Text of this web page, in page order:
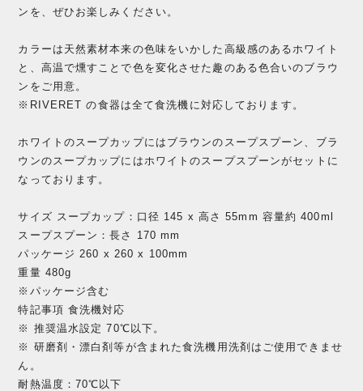
ンを、ぜひお楽しみください。
カラーは天然素材本来の色味をいかした高級感のあるホワイト
と、高温で燻すことで色を変化させた趣のある色合いのブラウ
ンをご用意。
※RIVERET の食器は全て食洗機に対応しております。
ホワイトのスープカップにはブラウンのスープスプーン、ブラ
ウンのスープカップにはホワイトのスープスプーンがセットに
なっております。
サイズ スープカップ：口径 145 x 高さ 55mm 容量約 400ml
スープスプーン：長さ 170 mm
パッケージ 260 x 260 x 100mm
重量 480g
※パッケージ含む
特記事項 食洗機対応
※ 推奨温水設定 70℃以下。
※ 研磨剤・漂白剤等が含まれた食洗機用洗剤はご使用できませ
ん。
耐熱温度：70℃以下